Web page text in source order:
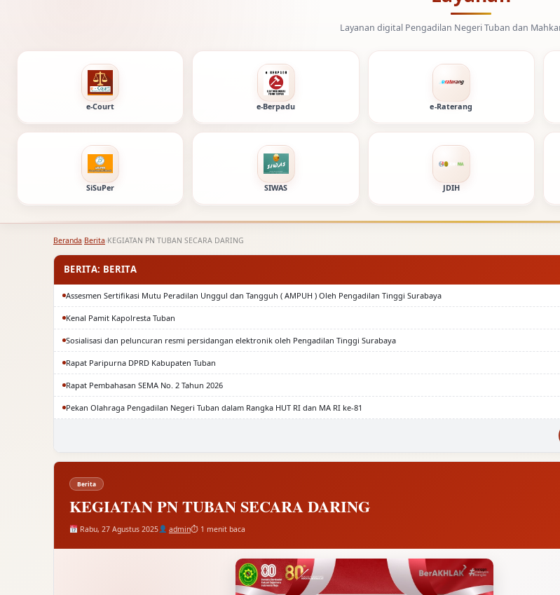
Layanan digital Pengadilan Negeri Tuban dan Mahkamah Agung Republik
e-Court e-Berpadu e-Raterang
SiSuPer SIWAS JDIH
Beranda›Berita›KEGIATAN PN TUBAN SECARA DARING
BERITA: BERITA
Assesmen Sertifikasi Mutu Peradilan Unggul dan Tangguh ( AMPUH ) Oleh Pengadilan Tinggi Surabaya
Kenal Pamit Kapolresta Tuban
Sosialisasi dan peluncuran resmi persidangan elektronik oleh Pengadilan Tinggi Surabaya
Rapat Paripurna DPRD Kabupaten Tuban
Rapat Pembahasan SEMA No. 2 Tahun 2026
Pekan Olahraga Pengadilan Negeri Tuban dalam Rangka HUT RI dan MA RI ke-81
Berita
KEGIATAN PN TUBAN SECARA DARING
Rabu, 27 Agustus 2025 admin⏱ 1 menit baca